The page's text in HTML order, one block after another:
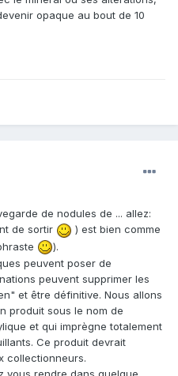
opaque au bout de 10
de nodules de ... allez:
de sortir
) est bien comme
).
peuvent poser de
peuvent supprimer les
et être définitive. Nous allons
produit sous le nom de
et qui imprègne totalement
Ce produit devrait
collectionneurs.